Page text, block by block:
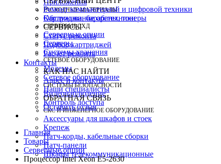
Приложения
РАСХОДНЫЕ МАТЕРИАЛЫ
Картриджи, барабаны, тонеры
СЕРВЕРЫ И СХД
Серверные опции
Серверы
Системы хранения
СЕТЕВОЕ ОБОРУДОВАНИЕ
Модемы
Сетевое оборудование
СИСТЕМЫ БЕЗОПАСНОСТИ
Видеонаблюдение
Контроль доступа
СКС И ИНЖЕНЕРНОЕ ОБОРУДОВАНИЕ
Аксессуары для шкафов и стоек
Крепеж
Патч-корды, кабельные сборки
Патч-панели
Шкафы телекоммуникационные
Ремонт компьютерной и цифровой техники
Обслуживание оргтехники
СЕРВИСЫ
Статус ремонта
Подбор картриджей
Расчет ремонта
Контакты
КАК НАС НАЙТИ
Адрес и контакты
Наши специалисты
ОБРАТНАЯ СВЯЗЬ
Оставить отзыв
Главная
Товары
Серверные опции
Процессор Intel Xeon E5-2630